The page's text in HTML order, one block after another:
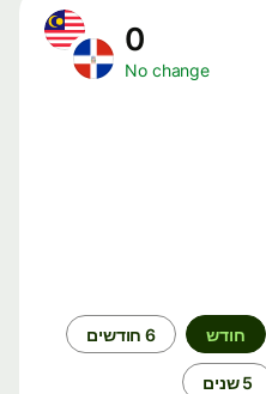
No change
חודש 6 חודשים